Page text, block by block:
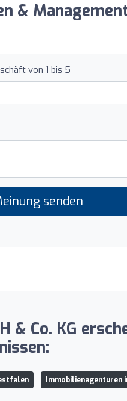
&
von 1 bis 5
senden
& Co. KG
Immobilienagenturen